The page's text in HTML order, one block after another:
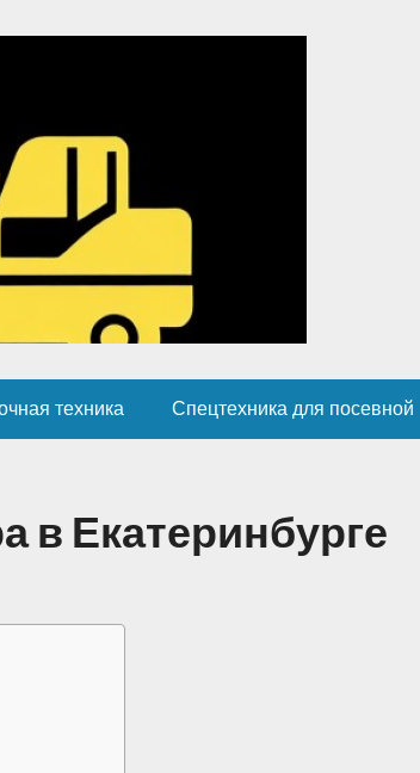
техника Спецтехника для посевной
в Екатеринбурге